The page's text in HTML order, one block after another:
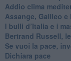
Addio clima
​Assange, Galileo e
​I bulli d’Italia e i
​Bertrand Russell,
​Se vuoi la pace,
​Dichiara pace